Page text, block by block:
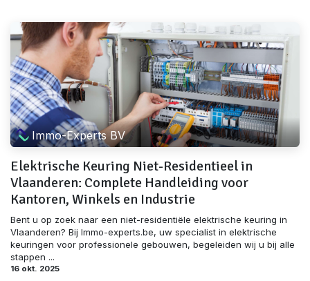
Immo-Experts BV
Elektrische Keuring Niet-Residentieel in
Vlaanderen: Complete Handleiding voor
Kantoren, Winkels en Industrie
Bent u op zoek naar een niet-residentiële elektrische keuring in
Vlaanderen? Bij Immo-experts.be, uw specialist in elektrische
keuringen voor professionele gebouwen, begeleiden wij u bij alle
stappen ...
16 okt. 2025